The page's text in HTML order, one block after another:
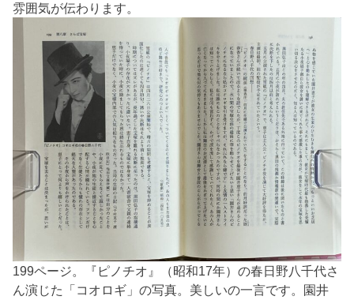
雰囲気が伝わります。
199ページ。『ピノチオ』（昭和17年）の春日野八千代さ
ん演じた「コオロギ」の写真。美しいの一言です。園井